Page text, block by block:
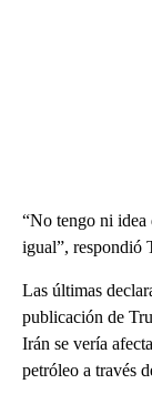
“No tengo ni idea
igual”, respondió
Las últimas
publicación de
Irán se vería
petróleo a través